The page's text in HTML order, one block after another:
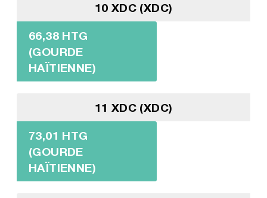
10 XDC (XDC)
66,38 HTG
(GOURDE
HAÏTIENNE)
11 XDC (XDC)
73,01 HTG
(GOURDE
HAÏTIENNE)